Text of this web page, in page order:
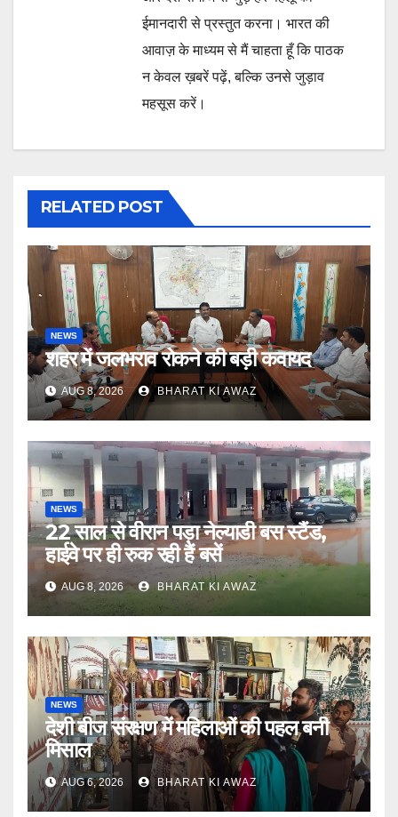
ईमानदारी से प्रस्तुत करना। भारत की
आवाज़ के माध्यम से मैं चाहता हूँ कि पाठक
न केवल ख़बरें पढ़ें, बल्कि उनसे जुड़ाव
महसूस करें।
RELATED POST
NEWS
शहर में जलभराव रोकने की बड़ी कवायद
AUG 8, 2026 BHARAT KI AWAZ
NEWS
22 साल से वीरान पड़ा नेल्याडी बस स्टैंड,
हाईवे पर ही रुक रही हैं बसें
AUG 8, 2026 BHARAT KI AWAZ
NEWS
देशी बीज संरक्षण में महिलाओं की पहल बनी
मिसाल
AUG 6, 2026 BHARAT KI AWAZ